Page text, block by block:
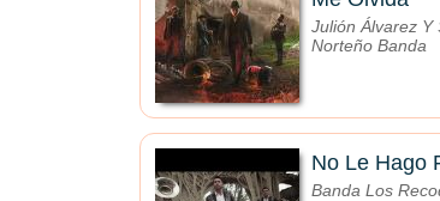
Julión Álvarez Y
Norteño Banda
No Le Hago
Banda Los